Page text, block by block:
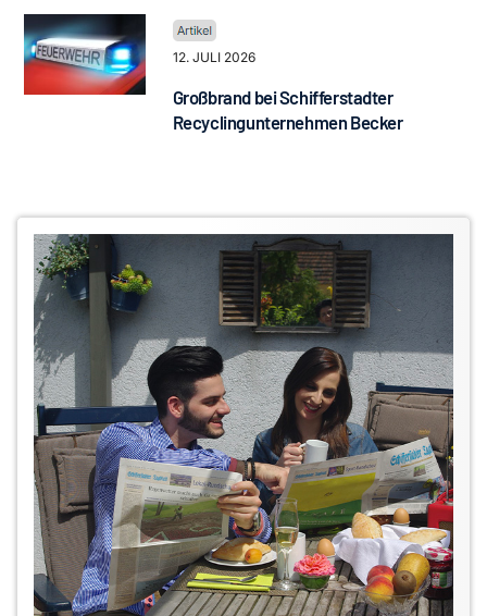
12. JULI 2026
Großbrand bei Schifferstadter
Recyclingunternehmen Becker